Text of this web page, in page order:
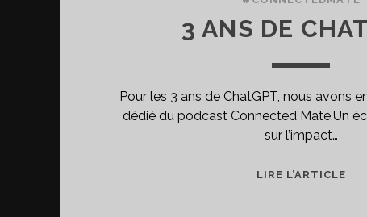
3 ANS DE
Pour les 3 ans de ChatGPT, nous avons
dédié du podcast Connected Mate.Un
sur l’impact…
LIRE L’ARTICLE